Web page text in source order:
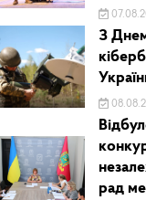
З Днем
рад